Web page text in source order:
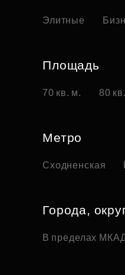
Элитные
Площадь
70 кв. м. 80
Метро
Сходненская
Города,
В пределах МКАД